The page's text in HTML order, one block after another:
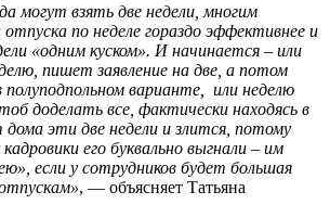
могут взять две недели, многим
по неделе гораздо эффективнее и
«одним куском». И начинается – или
пишет заявление на две, а потом
варианте, или неделю
доделать все, фактически находясь в
эти две недели и злится, потому
его буквально выгнали – им
если у сотрудников будет большая
, — объясняет Татьяна